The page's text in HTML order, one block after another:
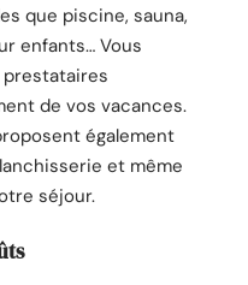
que piscine, sauna,
enfants… Vous
prestataires
de vos vacances.
également
et même
séjour.